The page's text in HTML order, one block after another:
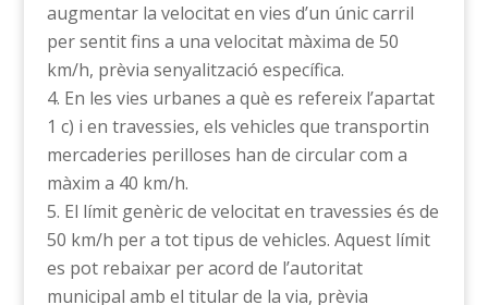
augmentar la velocitat en vies d’un únic carril
per sentit fins a una velocitat màxima de 50
km/h, prèvia senyalització específica.
En les vies urbanes a què es refereix l’apartat
1 c) i en travessies, els vehicles que transportin
mercaderies perilloses han de circular com a
màxim a 40 km/h.
El límit genèric de velocitat en travessies és de
50 km/h per a tot tipus de vehicles. Aquest límit
es pot rebaixar per acord de l’autoritat
municipal amb el titular de la via, prèvia